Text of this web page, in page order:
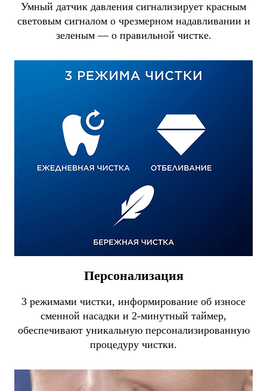
Умный датчик давления сигнализирует красным
световым сигналом о чрезмерном надавливании и
зеленым — о правильной чистке.
Персонализация
3 режимами чистки, информирование об износе
сменной насадки и 2-минутный таймер,
обеспечивают уникальную персонализированную
процедуру чистки.